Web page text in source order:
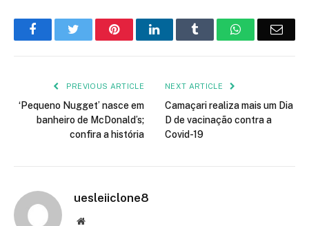
FacebookTwitter PinterestLinkedIn Tumblr WhatsApp
PREVIOUS ARTICLE
‘Pequeno Nugget’ nasce em
banheiro de McDonald’s;
confira a história
NEXT ARTICLE
Camaçari realiza mais um Dia
D de vacinação contra a
Covid-19
uesleiiclone8
Website